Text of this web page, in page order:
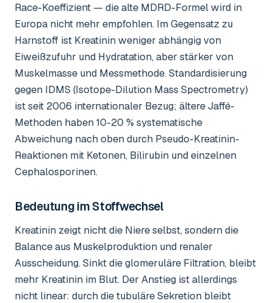
Race-Koeffizient — die alte MDRD-Formel wird in
Europa nicht mehr empfohlen. Im Gegensatz zu
Harnstoff ist Kreatinin weniger abhängig von
Eiweißzufuhr und Hydratation, aber stärker von
Muskelmasse und Messmethode. Standardisierung
gegen IDMS (Isotope-Dilution Mass Spectrometry)
ist seit 2006 internationaler Bezug; ältere Jaffé-
Methoden haben 10-20 % systematische
Abweichung nach oben durch Pseudo-Kreatinin-
Reaktionen mit Ketonen, Bilirubin und einzelnen
Cephalosporinen.
Bedeutung im Stoffwechsel
Kreatinin zeigt nicht die Niere selbst, sondern die
Balance aus Muskelproduktion und renaler
Ausscheidung. Sinkt die glomeruläre Filtration, bleibt
mehr Kreatinin im Blut. Der Anstieg ist allerdings
nicht linear: durch die tubuläre Sekretion bleibt